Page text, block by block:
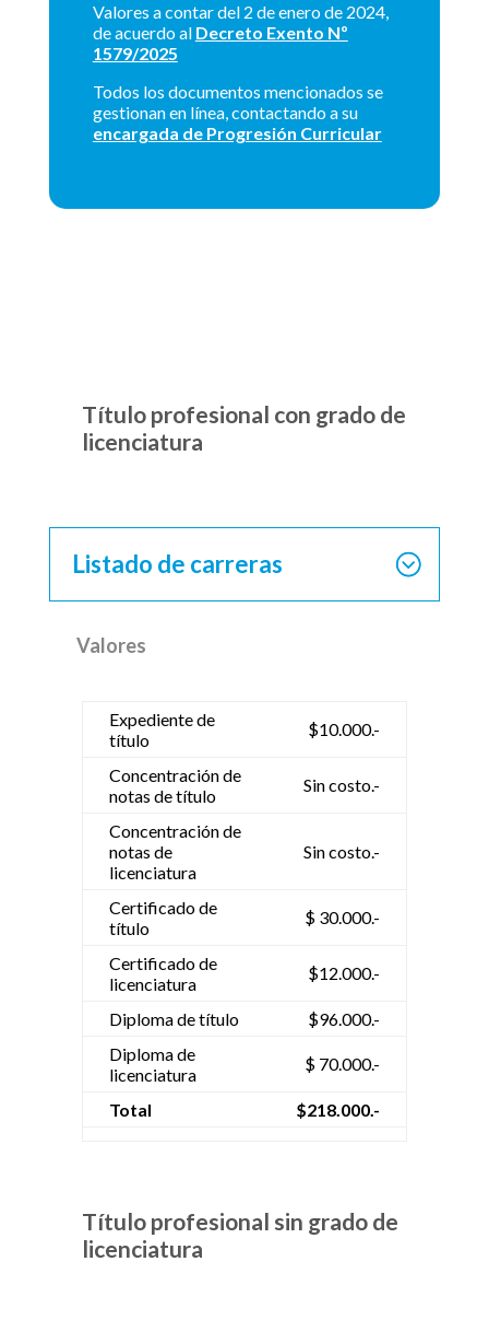
Valores a contar del 2 de enero de 2024,
de acuerdo al Decreto Exento Nº
1579/2025
Todos los documentos mencionados se
gestionan en línea, contactando a su
encargada de Progresión Curricular
Título profesional con grado de
licenciatura
Listado de carreras
Valores
Expediente de
título
$10.000.-
Concentración de
notas de título
Sin costo.-
Concentración de
notas de
licenciatura
Sin costo.-
Certificado de
título
$ 30.000.-
Certificado de
licenciatura
$12.000.-
Diploma de título
$96.000.-
Diploma de
licenciatura
$ 70.000.-
Total $218.000.-
Título profesional sin grado de
licenciatura